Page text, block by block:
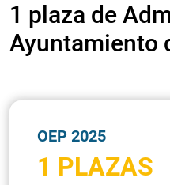
1 plaza de
Ayuntamiento
OEP 2025
1 PLAZAS